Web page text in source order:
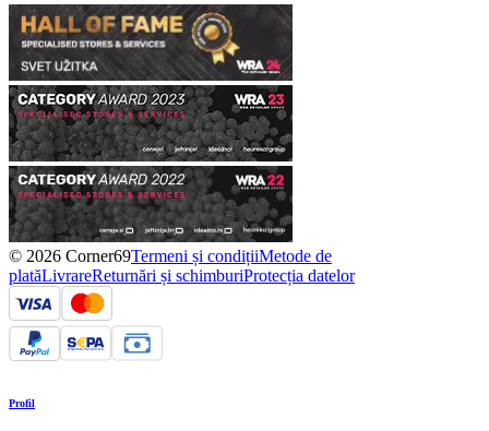
© 2026 Corner69Termeni și condițiiMetode de
platăLivrareReturnări și schimburiProtecția datelor
Profil